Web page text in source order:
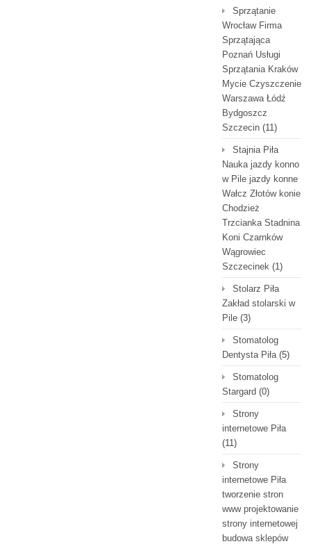
Sprzątanie
Wrocław Firma
Sprzątająca
Poznań Usługi
Sprzątania Kraków
Mycie Czyszczenie
Warszawa Łódź
Bydgoszcz
Szczecin (11)
Stajnia Piła
Nauka jazdy konno
w Pile jazdy konne
Wałcz Złotów konie
Chodzież
Trzcianka Stadnina
Koni Czarnków
Wągrowiec
Szczecinek (1)
Stolarz Piła
Zakład stolarski w
Pile (3)
Stomatolog
Dentysta Piła(5)
Stomatolog
Stargard (0)
Strony
internetowe Piła
(11)
Strony
internetowe Piła
tworzenie stron
www projektowanie
strony internetowej
budowa sklepów